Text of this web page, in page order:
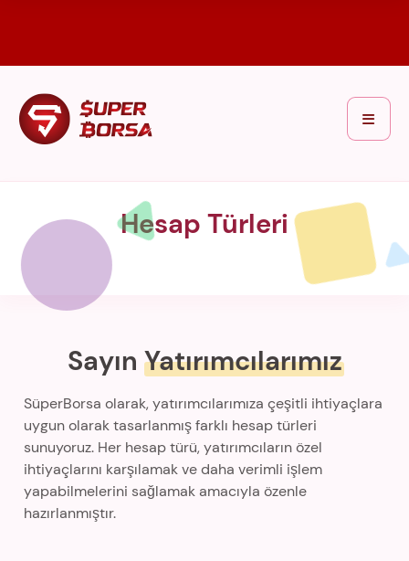
Hesap Türleri
Sayın Yatırımcılarımız
SüperBorsa olarak, yatırımcılarımıza çeşitli ihtiyaçlara
uygun olarak tasarlanmış farklı hesap türleri
sunuyoruz. Her hesap türü, yatırımcıların özel
ihtiyaçlarını karşılamak ve daha verimli işlem
yapabilmelerini sağlamak amacıyla özenle
hazırlanmıştır.